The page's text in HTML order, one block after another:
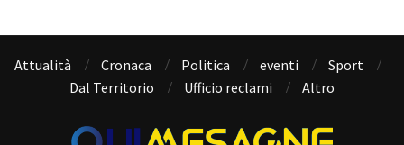
Attualità Cronaca Politica eventi
Sport
Dal Territorio
Ufficio reclami Altro